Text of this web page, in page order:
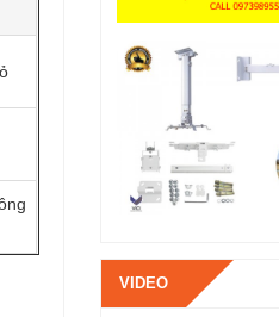
VIDEO